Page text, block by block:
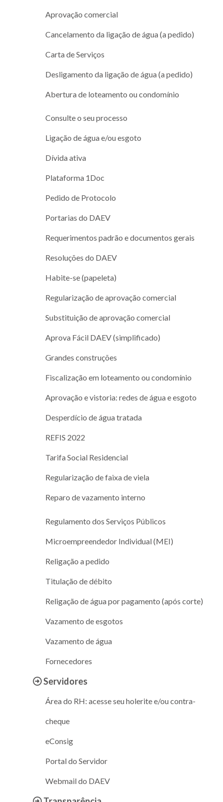
Aprovação comercial
Cancelamento da ligação de água (a pedido)
Carta de Serviços
Desligamento da ligação de água (a pedido)
Abertura de loteamento ou condomínio
Consulte o seu processo
Ligação de água e/ou esgoto
Dívida ativa
Plataforma 1Doc
Pedido de Protocolo
Portarias do DAEV
Requerimentos padrão e documentos gerais
Resoluções do DAEV
Habite-se (papeleta)
Regularização de aprovação comercial
Substituição de aprovação comercial
Aprova Fácil DAEV (simplificado)
Grandes construções
Fiscalização em loteamento ou condomínio
Aprovação e vistoria: redes de água e esgoto
Desperdício de água tratada
REFIS 2022
Tarifa Social Residencial
Regularização de faixa de viela
Reparo de vazamento interno
Regulamento dos Serviços Públicos
Microempreendedor Individual (MEI)
Religação a pedido
Titulação de débito
Religação de água por pagamento (após corte)
Vazamento de esgotos
Vazamento de água
Fornecedores
Servidores
Área do RH: acesse seu holerite e/ou contra-
cheque
eConsig
Portal do Servidor
Webmail do DAEV